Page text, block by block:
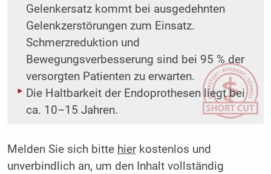
Gelenkersatz kommt bei ausgedehnten
Gelenkzerstörungen zum Einsatz.
Schmerzreduktion und
Bewegungsverbesserung sind bei 95 % der
versorgten Patienten zu erwarten.
Die Haltbarkeit der Endoprothesen liegt bei
ca. 10–15 Jahren.
Melden Sie sich bitte hierkostenlos und
unverbindlich an, um den Inhalt vollständig